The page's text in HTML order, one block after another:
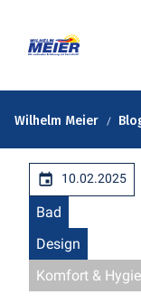
Wilhelm Meier
10.02.2025
Bad
Design
Komfort &